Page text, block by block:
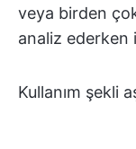
veya birden
analiz ederken
Kullanım şekli